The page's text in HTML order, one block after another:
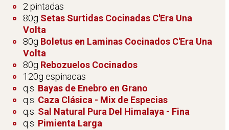
2 pintadas
80g Setas Surtidas Cocinadas C'Era Una
Volta
80g Boletus en Laminas Cocinados C'Era Una
Volta
80g Rebozuelos Cocinados
120g espinacas
q.s. Bayas de Enebro en Grano
q.s. Caza Clásica - Mix de Especias
q.s. Sal Natural Pura Del Himalaya - Fina
q.s. Pimienta Larga